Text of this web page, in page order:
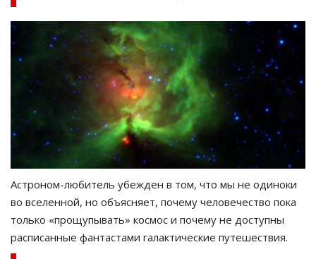
Астроном-любитель убежден в том, что мы не одиноки
во вселенной, но объясняет, почему человечество пока
только «прощупывать» космос и почему не доступны
расписанные фантастами галактические путешествия.